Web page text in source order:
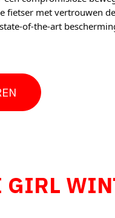
fietser met vertrouwen
of-the-art